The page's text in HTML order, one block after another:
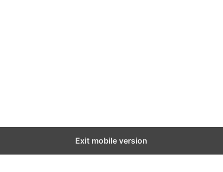
Exit mobile version